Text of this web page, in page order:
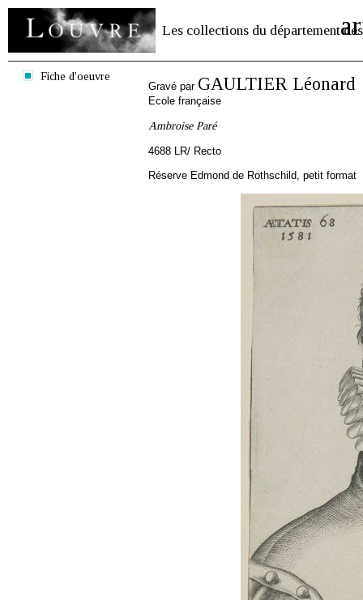
Les collections du département des
Fiche d'oeuvre
Gravé par GAULTIER Léonard
Ecole française
Ambroise Paré
4688 LR/ Recto
Réserve Edmond de Rothschild, petit format